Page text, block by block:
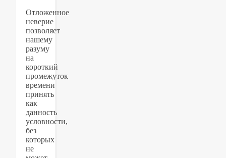
Отложенное
неверие
позволяет
нашему
разуму
на
короткий
промежуток
времени
принять
как
данность
условности,
без
которых
не